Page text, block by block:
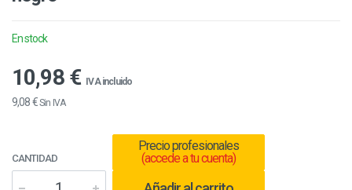
En stock
10,98 € IVA incluido
9,08 €Sin IVA
CANTIDAD
Precio profesionales
(accede a tu cuenta)